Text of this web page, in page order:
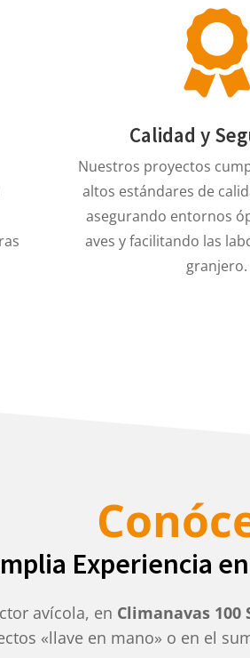
Calidad y
Nuestros proyectos
altos estándares de
asegurando entornos
aves y facilitando las
granjero.
Experiencia
avícola, en Climanavas 100
«llave en mano» o en el